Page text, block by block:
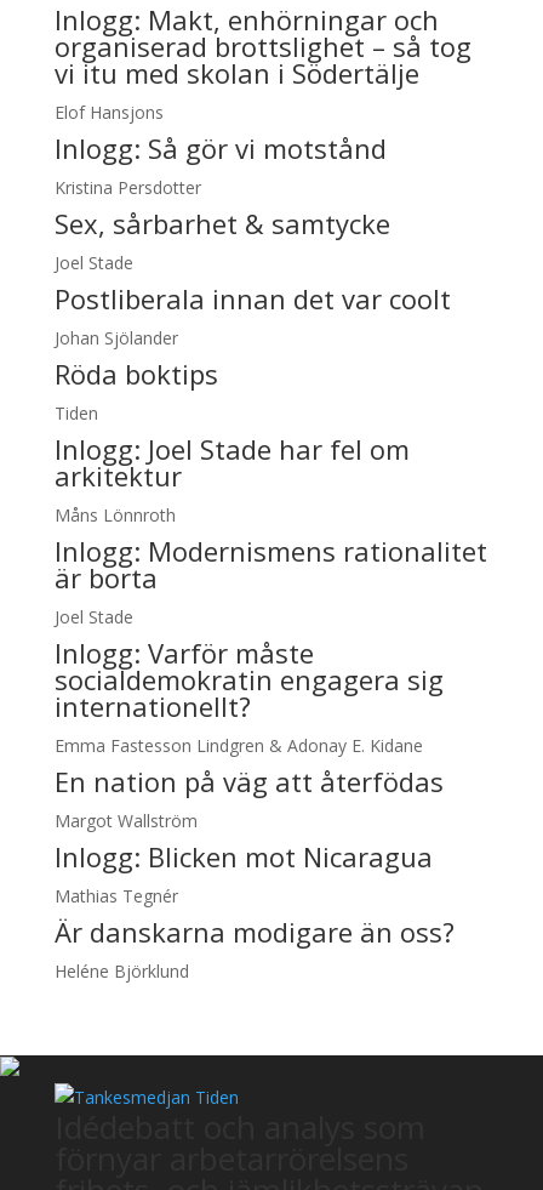
Inlogg: Makt, enhörningar och
organiserad brottslighet – så tog
vi itu med skolan i Södertälje
Elof Hansjons
Inlogg: Så gör vi motstånd
Kristina Persdotter
Sex, sårbarhet & samtycke
Joel Stade
Postliberala innan det var coolt
Johan Sjölander
Röda boktips
Tiden
Inlogg: Joel Stade har fel om
arkitektur
Måns Lönnroth
Inlogg: Modernismens rationalitet
är borta
Joel Stade
Inlogg: Varför måste
socialdemokratin engagera sig
internationellt?
Emma Fastesson Lindgren & Adonay E. Kidane
En nation på väg att återfödas
Margot Wallström
Inlogg: Blicken mot Nicaragua
Mathias Tegnér
Är danskarna modigare än oss?
Heléne Björklund